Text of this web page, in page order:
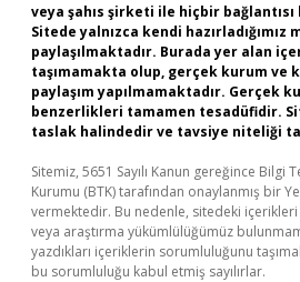
veya şahıs şirketi ile hiçbir
Sitede yalnızca kendi hazırladığımız
paylaşılmaktadır. Burada yer alan
taşımamakta olup, gerçek kurum ve
paylaşım yapılmamaktadır. Gerçek
benzerlikleri tamamen tesadüfidir.
taslak halindedir ve tavsiye niteliği
Sitemiz, 5651 Sayılı Kanun gereğince Bilgi
Kurumu (BTK) tarafından onaylanmış bir
vermektedir. Bu nedenle, sitedeki
veya araştırma yükümlülüğümüz
yazdıkları içeriklerin sorumluluğunu
bu sorumluluğu kabul etmiş sayılırlar.